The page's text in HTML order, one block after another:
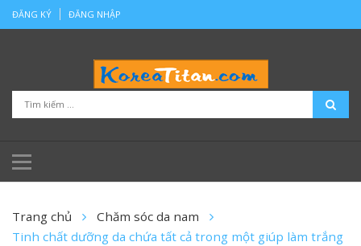
ĐĂNG KÝ ĐĂNG NHẬP
Trang chủ
Chăm sóc da nam
Tinh chất dưỡng da chứa tất cả trong một giúp làm trắng